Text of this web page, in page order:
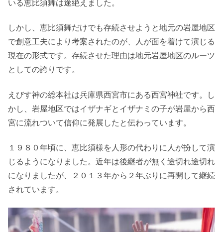
いる恵比須舞は途絶えました。
しかし、恵比須舞だけでも存続させようと地元の岩屋地区
で創意工夫により考案されたのが、人が面を着けて演じる
現在の形式です。存続させた理由は地元岩屋地区のルーツ
としての誇りです。
えびす神の総本社は兵庫県西宮市にある西宮神社です。し
かし、岩屋地区ではイザナギとイザナミの子が岩屋から西
宮に流れついて信仰に発展したと伝わっています。
１９８０年頃に、恵比須様を人形の代わりに人が扮して演
じるようになりました。近年は後継者が無く途切れ途切れ
になりましたが、２０１３年から２年ぶりに再開して継続
されています。